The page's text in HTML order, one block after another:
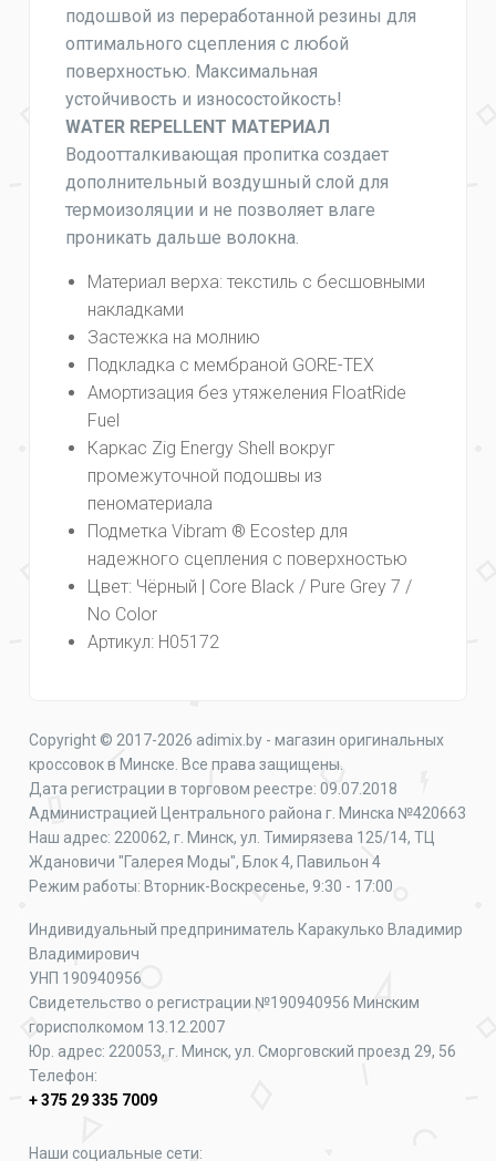
подошвой из переработанной резины для
оптимального сцепления с любой
поверхностью. Максимальная
устойчивость и износостойкость!
WATER REPELLENT МАТЕРИАЛ
Водоотталкивающая пропитка создает
дополнительный воздушный слой для
термоизоляции и не позволяет влаге
проникать дальше волокна.
Материал верха: текстиль с бесшовными
накладками
Застежка на молнию
Подкладка с мембраной GORE-TEX
Амортизация без утяжеления FloatRide
Fuel
Каркас Zig Energy Shell вокруг
промежуточной подошвы из
пеноматериала
Подметка Vibram ® Ecostep для
надежного сцепления с поверхностью
Цвет: Чёрный | Core Black / Pure Grey 7 /
No Color
Артикул: H05172
Copyright © 2017-2026 adimix.by - магазин оригинальных
кроссовок в Минске. Все права защищены.
Дата регистрации в торговом реестре: 09.07.2018
Администрацией Центрального района г. Минска №420663
Наш адрес: 220062, г. Минск, ул. Тимирязева 125/14, ТЦ
Ждановичи "Галерея Моды", Блок 4, Павильон 4
Режим работы: Вторник-Воскресенье, 9:30 - 17:00
Индивидуальный предприниматель Каракулько Владимир
Владимирович
УНП 190940956
Свидетельство о регистрации №190940956 Минским
горисполкомом 13.12.2007
Юр. адрес: 220053, г. Минск, ул. Сморговский проезд 29, 56
Телефон:
+ 375 29 335 7009
Наши социальные сети: